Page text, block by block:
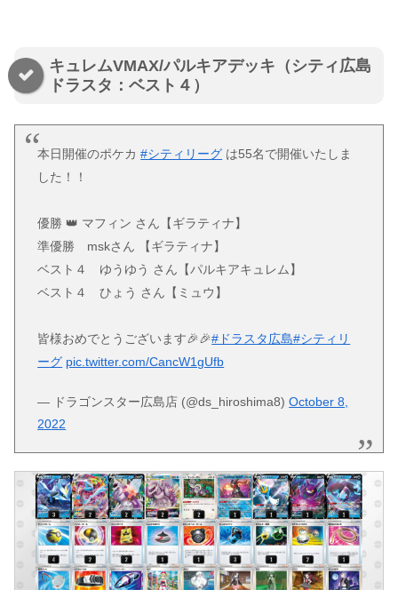
キュレムVMAX/パルキアデッキ（シティ広島
ドラスタ：ベスト４）
本日開催のポケカ#シティリーグ は55名で開催いたしま
した！！
優勝 👑 マフィン さん【ギラティナ】
準優勝 mskさん 【ギラティナ】
ベスト４ ゆうゆう さん【パルキアキュレム】
ベスト４ ひょう さん【ミュウ】
皆様おめでとうございます🎉🎉#ドラスタ広島#シティリ
ーグ pic.twitter.com/CancW1gUfb
— ドラゴンスター広島店 (@ds_hiroshima8)October 8,
2022